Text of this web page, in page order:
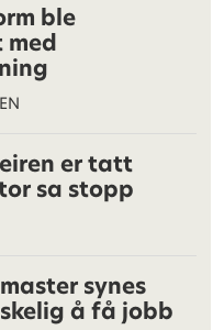
ble
med
er tatt
sa stopp
synes
å få jobb